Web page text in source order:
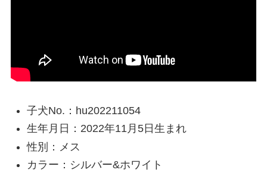
子犬No.：hu202211054
生年月日：2022年11月5日生まれ
性別：メス
カラー：シルバー&ホワイト